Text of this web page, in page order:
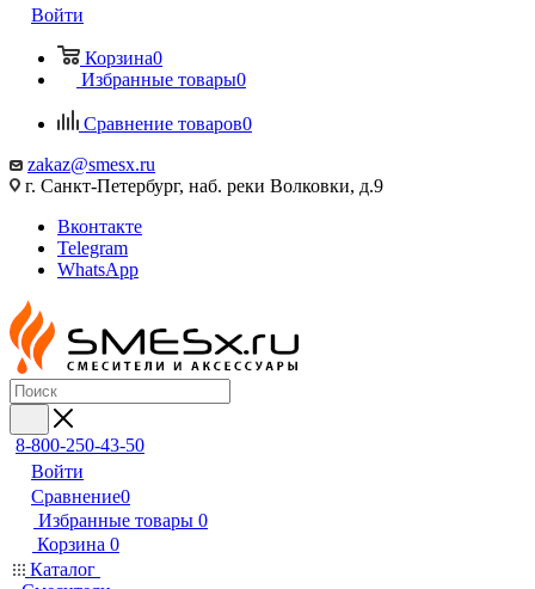
Войти
Корзина0
Избранные товары0
Сравнение товаров0
zakaz@smesx.ru
г. Санкт-Петербург, наб. реки Волковки, д.9
Вконтакте
Telegram
WhatsApp
8-800-250-43-50
Войти
Сравнение0
Избранные товары 0
Корзина 0
Каталог